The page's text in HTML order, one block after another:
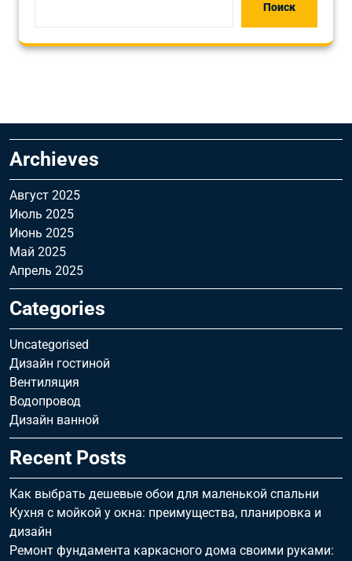
Поиск
Archieves
Август 2025
Июль 2025
Июнь 2025
Май 2025
Апрель 2025
Categories
Uncategorised
Дизайн гостиной
Вентиляция
Водопровод
Дизайн ванной
Recent Posts
Как выбрать дешевые обои для маленькой спальни
Кухня с мойкой у окна: преимущества, планировка и
дизайн
Ремонт фундамента каркасного дома своими руками: